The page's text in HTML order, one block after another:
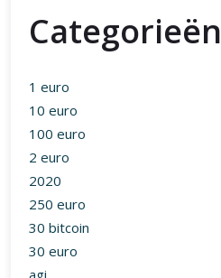
Categorieën
1 euro
10 euro
100 euro
2 euro
2020
250 euro
30 bitcoin
30 euro